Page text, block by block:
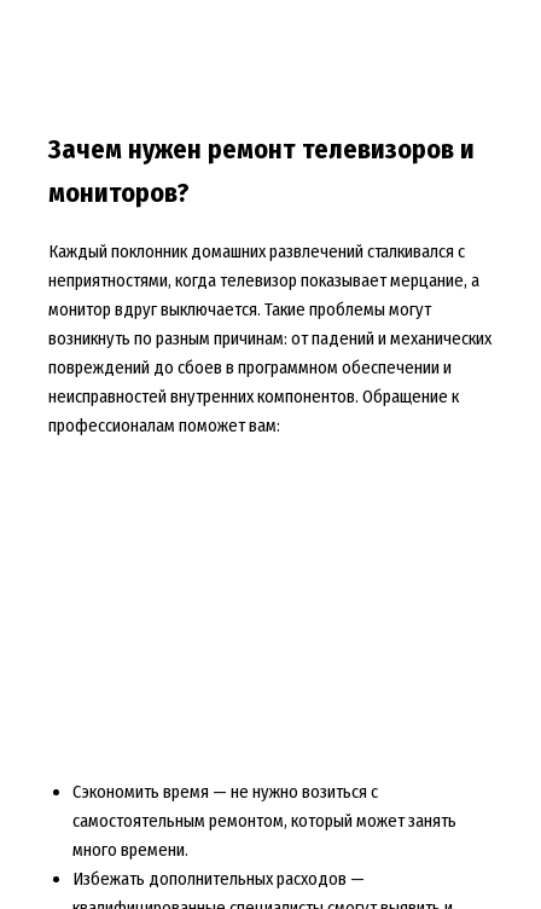
Зачем нужен ремонт телевизоров и
мониторов?
Каждый поклонник домашних развлечений сталкивался с
неприятностями, когда телевизор показывает мерцание, а
монитор вдруг выключается. Такие проблемы могут
возникнуть по разным причинам: от падений и механических
повреждений до сбоев в программном обеспечении и
неисправностей внутренних компонентов. Обращение к
профессионалам поможет вам:
Сэкономить время — не нужно возиться с
самостоятельным ремонтом, который может занять
много времени.
Избежать дополнительных расходов —